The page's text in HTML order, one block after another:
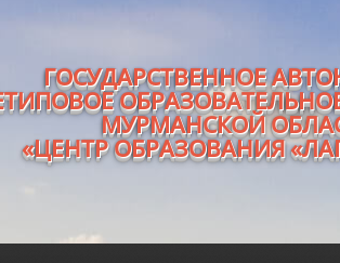
ГОСУДАРСТВЕННОЕ
МУРМАНСКОЙ
«ЦЕНТР ОБРАЗОВАНИЯ